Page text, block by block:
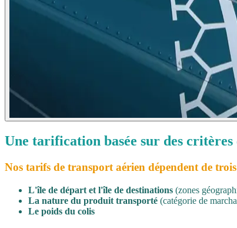
Une tarification basée sur des critères
Nos tarifs de transport aérien dépendent de
L'île de départ et l'île de destinations (zones
La nature du produit transporté (catégorie de
Le poids du colis